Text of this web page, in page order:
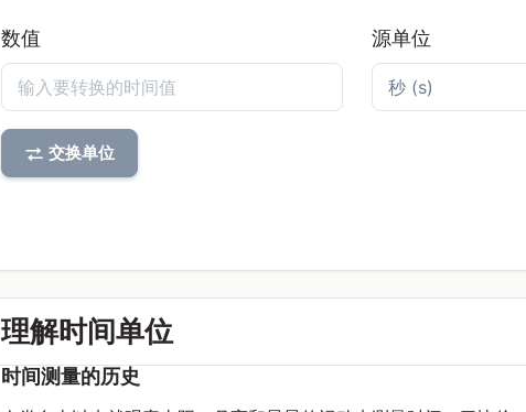
数值 源单位
交换单位
理解时间单位
时间测量的历史